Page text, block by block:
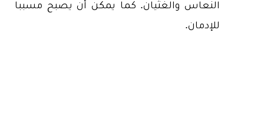
النعاس والغثيان. كما يمكن أن يصبح مسببا
للإدمان.